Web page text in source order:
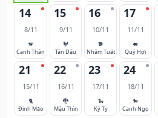
14
8/11
🐒
Canh Thân
15
9/11
🐓
Tân Dậu
16
10/11
🐕
Nhâm Tuất
17
11/11
🐖
Quý Hợi
21
15/11
🐈
Đinh Mão
22
16/11
🐉
Mậu Thìn
23
17/11
🐍
Kỷ Tỵ
24
18/11
🐎
Canh Ngọ